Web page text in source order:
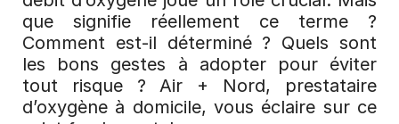
que signifie réellement ce terme ?
Comment est-il déterminé ? Quels sont
les bons gestes à adopter pour éviter
tout risque ? Air + Nord, prestataire
d’oxygène à domicile, vous éclaire sur ce